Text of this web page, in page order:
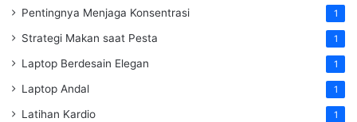
Pentingnya Menjaga Konsentrasi 1
Strategi Makan saat Pesta 1
Laptop Berdesain Elegan 1
Laptop Andal 1
Latihan Kardio 1